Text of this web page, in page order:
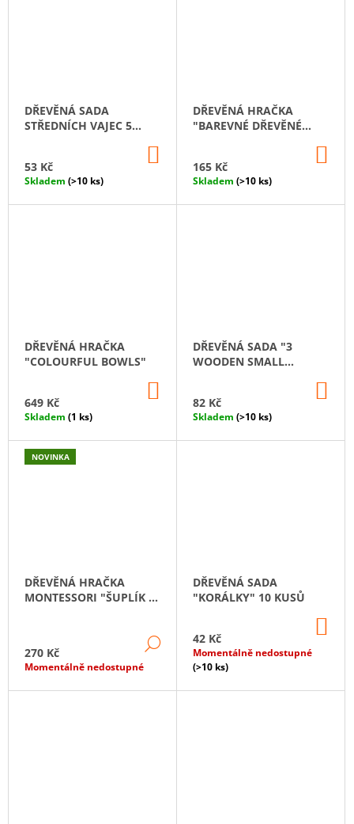
DŘEVĚNÁ SADA
STŘEDNÍCH VAJEC 5
53 Kč
KOŠÍKU
Skladem (>10 ks)
DŘEVĚNÁ HRAČKA
"BAREVNÉ DŘEVĚNÉ
165 Kč
Skladem (>10 ks)
DŘEVĚNÁ HRAČKA
"COLOURFUL BOWLS"
649 Kč KOŠÍKU
Skladem (1 ks)
DŘEVĚNÁ SADA "3
WOODEN SMALL
82 Kč
Skladem (>10 ks)
NOVINKA
DŘEVĚNÁ HRAČKA
MONTESSORI "ŠUPLÍK S
270 Kč
DETAIL
Momentálně nedostupné
DŘEVĚNÁ SADA
"KORÁLKY" 10 KUSŮ
42 Kč
Momentálně nedostupné
(>10 ks)